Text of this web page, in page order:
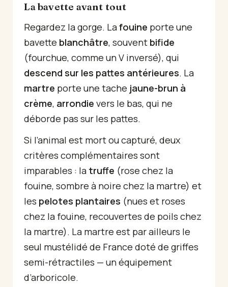
La bavette avant tout
Regardez la gorge. Lafouine porte une
bavette blanchâtre, souvent bifide
(fourchue, comme un V inversé), qui
descend sur les pattes antérieures. La
martre porte une tache jaune-brun à
crème, arrondie vers le bas, qui ne
déborde pas sur les pattes.
Si l’animal est mort ou capturé, deux
critères complémentaires sont
imparables : la truffe (rose chez la
fouine, sombre à noire chez la martre) et
les pelotes plantaires (nues et roses
chez la fouine, recouvertes de poils chez
la martre). La martre est par ailleurs le
seul mustélidé de France doté de griffes
semi-rétractiles — un équipement
d’arboricole.